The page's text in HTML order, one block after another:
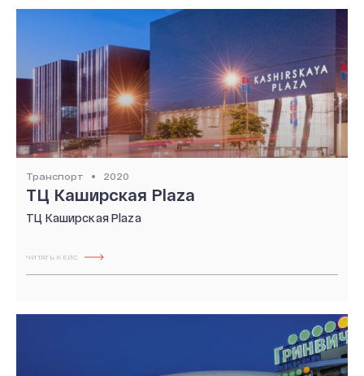
Транспорт 2020
ТЦ Каширская Plaza
ТЦ Каширская Plaza
ЧИТАТЬ КЕЙС